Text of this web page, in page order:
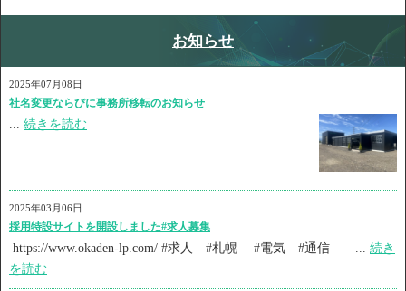
お知らせ
2025年07月08日
社名変更ならびに事務所移転のお知らせ
続きを読む
2025年03月06日
採用特設サイトを開設しました#求人募集
https://www.okaden-lp.com/ #求人 #札幌 #電気 #通信 ... 続き
を読む